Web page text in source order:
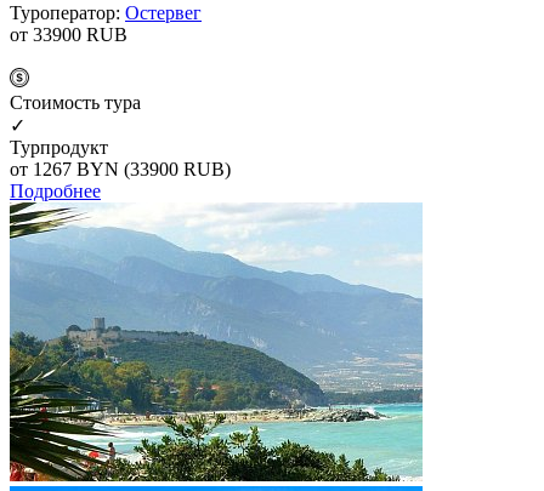
Туроператор: Остервег
от 33900 RUB
Cтоимость тура
✓
Турпродукт
от 1267 BYN (33900 RUB)
Подробнее